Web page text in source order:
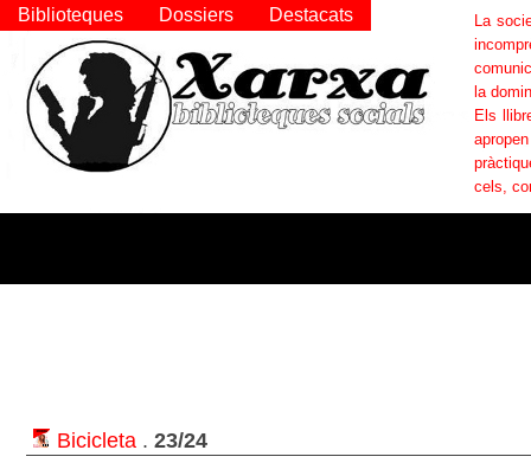
Bicicleta . 23/24
La
la
Els
cels,
Biblioteques Dossiers Destacats